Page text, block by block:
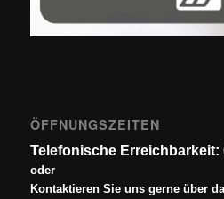
ÖFFNUNGSZEITEN
Telefonische Erreichbarkeit:
oder
Kontaktieren Sie uns gerne über